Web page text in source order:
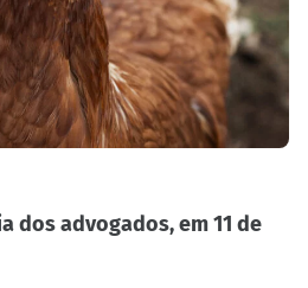
dos advogados, em 11 de